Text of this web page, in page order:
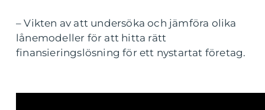
– Vikten av att undersöka och jämföra olika
lånemodeller för att hitta rätt
finansieringslösning för ett nystartat företag.